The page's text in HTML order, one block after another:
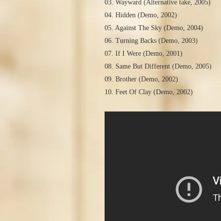
03. Wayward (Alternative take, 2005)
04. Hidden (Demo, 2002)
05. Against The Sky (Demo, 2004)
06. Turning Backs (Demo, 2003)
07. If I Were (Demo, 2001)
08. Same But Different (Demo, 2005)
09. Brother (Demo, 2002)
10. Feet Of Clay (Demo, 2002)